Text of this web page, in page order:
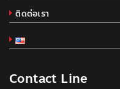
ติดต่อเรา
Contact Line